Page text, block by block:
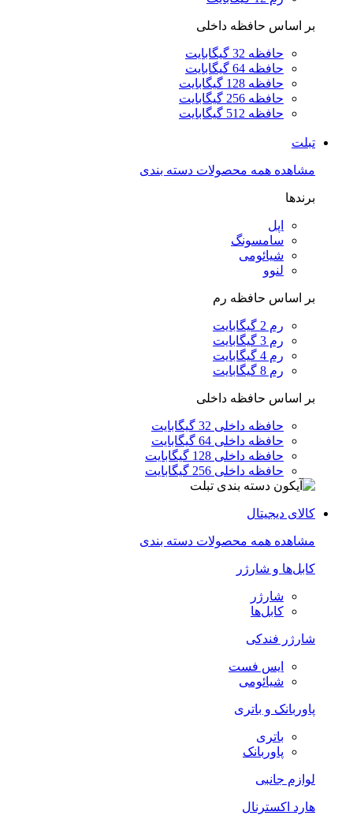
بر اساس حافظه داخلی
حافظه 32 گیگابایت
حافظه 64 گیگابایت
حافظه 128 گیگابایت
حافظه 256 گیگابایت
حافظه 512 گیگابایت
تبلت
مشاهده همه محصولات دسته بندی
برندها
اپل
سامسونگ
شیائومی
لنوو
بر اساس حافظه رم
رم 2 گیگابایت
رم 3 گیگابایت
رم 4 گیگابایت
رم 8 گیگابایت
بر اساس حافظه داخلی
حافظه داخلی 32 گیگابایت
حافظه داخلی 64 گیگابایت
حافظه داخلی 128 گیگابایت
حافظه داخلی 256 گیگابایت
کالای دیجیتال
مشاهده همه محصولات دسته بندی
کابل‌ها و شارژر
شارژر
کابل‌ها
شارژر فندکی
ایس فست
شیائومی
پاوربانک و باتری
باتری
پاوربانک
لوازم جانبی
هارد اکسترنال